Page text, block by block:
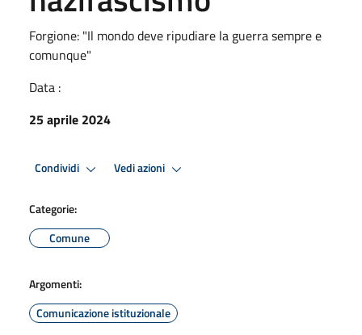
Forgione: "Il mondo deve ripudiare la guerra sempre e
comunque"
Data :
25 aprile 2024
Condividi Vedi azioni
Categorie:
Comune
Argomenti:
Comunicazione istituzionale